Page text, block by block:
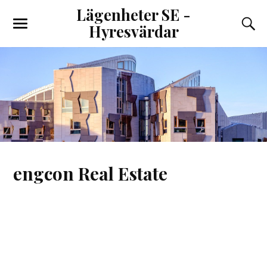
Lägenheter SE -
Hyresvärdar
engcon Real Estate